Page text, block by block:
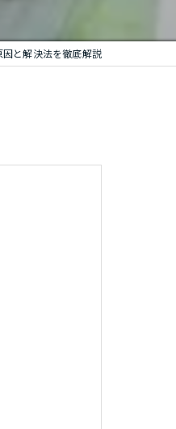
と解決法を徹底解説